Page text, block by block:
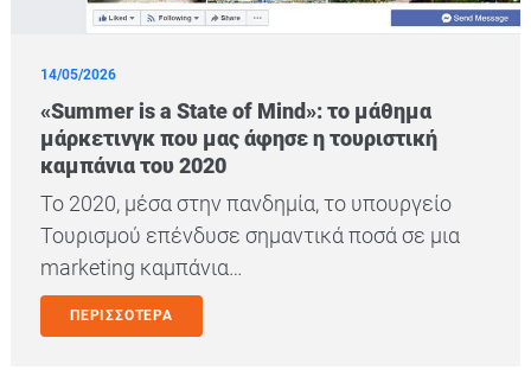
14/05/2026
«Summer is a State of Mind»: το μάθημα
μάρκετινγκ που μας άφησε η τουριστική
καμπάνια του 2020
Το 2020, μέσα στην πανδημία, το υπουργείο
Τουρισμού επένδυσε σημαντικά ποσά σε μια
marketing καμπάνια…
ΠΕΡΙΣΣΟΤΕΡΑ